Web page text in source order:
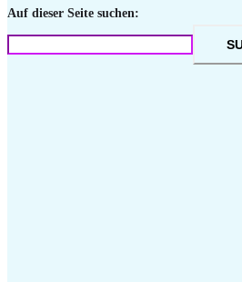
Auf dieser Seite suchen: